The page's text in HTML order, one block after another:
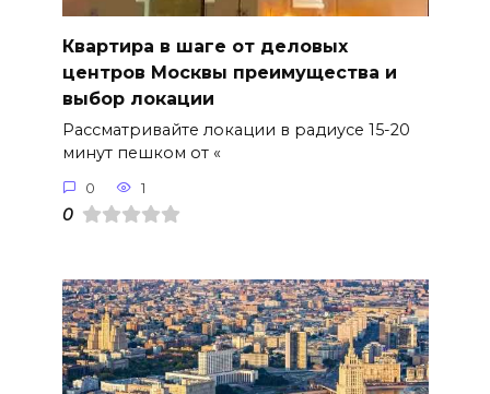
Квартира в шаге от деловых
центров Москвы преимущества и
выбор локации
Рассматривайте локации в радиусе 15-20
минут пешком от «
0 1
0